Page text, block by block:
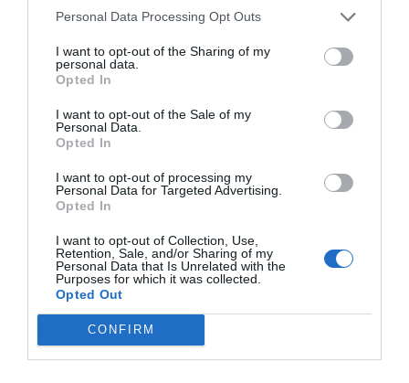
Personal Data Processing Opt Outs
I want to opt-out of the Sharing of my
personal data.
Opted In
I want to opt-out of the Sale of my
Personal Data.
Opted In
I want to opt-out of processing my
Personal Data for Targeted Advertising.
Opted In
I want to opt-out of Collection, Use,
Retention, Sale, and/or Sharing of my
Personal Data that Is Unrelated with the
Purposes for which it was collected.
Opted Out
CONFIRM
(SEPA), la gama Perio·Aid presentó su nueva
las 2 formulaciones de que se compone la
marca: Perio·Aid 0,12 Tratamiento
Control (formulado con clorhexidina 0,05% +
CPC 0,05%). Se trata de distintas
La garganta a salvo con Hibitane
11/11/2014
Omega Pharma relanza dos nuevos
productos para aliviar el dolor y la irritación
de garganta, así como la afonía, Hibitane
dos ya existentes, Hibitane Naranja e
Hibitane Limón.